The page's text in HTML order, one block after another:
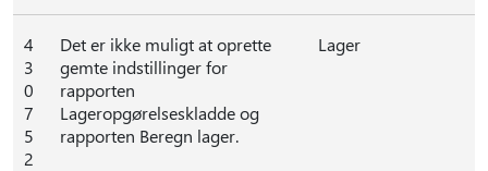
4
3
0
7
5
2
Det er ikke muligt at oprette
gemte indstillinger for
rapporten
Lageropgørelseskladde og
rapporten Beregn lager.
Lager